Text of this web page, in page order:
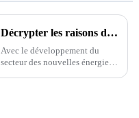
Décrypter les raisons de la tendance à la hausse des prix internationaux du cuivre
Avec le développement du
secteur des nouvelles énergies,